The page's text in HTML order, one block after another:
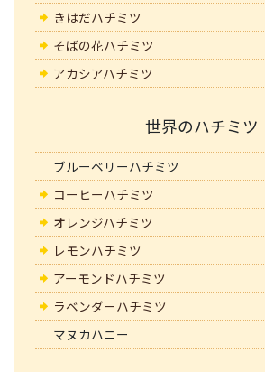
きはだハチミツ
そばの花ハチミツ
アカシアハチミツ
世界のハチミツ
ブルーベリーハチミツ
コーヒーハチミツ
オレンジハチミツ
レモンハチミツ
アーモンドハチミツ
ラベンダーハチミツ
マヌカハニー